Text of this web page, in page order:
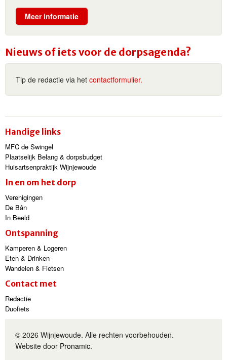
Meer informatie
Nieuws of iets voor de dorpsagenda?
Tip de redactie via het contactformulier.
Handige links
MFC de Swingel
Plaatselijk Belang & dorpsbudget
Huisartsenpraktijk Wijnjewoude
In en om het dorp
Verenigingen
De Bân
In Beeld
Ontspanning
Kamperen & Logeren
Eten & Drinken
Wandelen & Fietsen
Contact met
Redactie
Duofiets
© 2026 Wijnjewoude. Alle rechten voorbehouden.
Website door Pronamic.